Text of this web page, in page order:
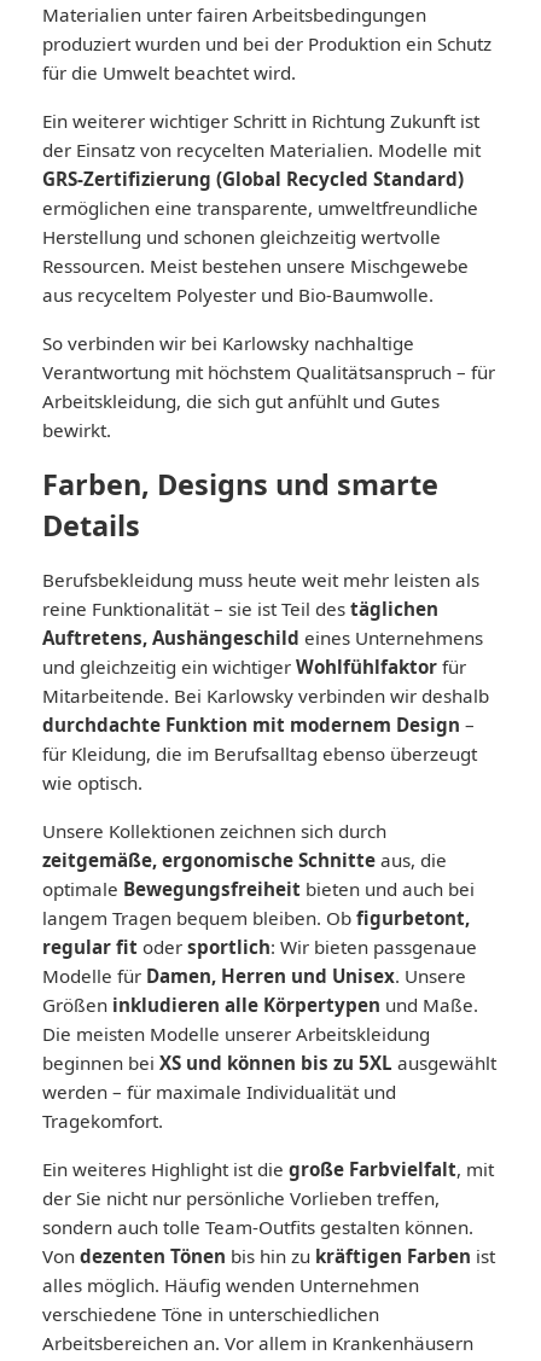
Materialien unter fairen Arbeitsbedingungen
produziert wurden und bei der Produktion ein Schutz
für die Umwelt beachtet wird.
Ein weiterer wichtiger Schritt in Richtung Zukunft ist
der Einsatz von recycelten Materialien. Modelle mit
GRS-Zertifizierung (Global Recycled Standard)
ermöglichen eine transparente, umweltfreundliche
Herstellung und schonen gleichzeitig wertvolle
Ressourcen. Meist bestehen unsere Mischgewebe
aus recyceltem Polyester und Bio-Baumwolle.
So verbinden wir bei Karlowsky nachhaltige
Verantwortung mit höchstem Qualitätsanspruch – für
Arbeitskleidung, die sich gut anfühlt und Gutes
bewirkt.
Farben, Designs und smarte
Details
Berufsbekleidung muss heute weit mehr leisten als
reine Funktionalität – sie ist Teil des täglichen
Auftretens, Aushängeschild eines Unternehmens
und gleichzeitig ein wichtiger Wohlfühlfaktor für
Mitarbeitende. Bei Karlowsky verbinden wir deshalb
durchdachte Funktion mit modernem Design –
für Kleidung, die im Berufsalltag ebenso überzeugt
wie optisch.
Unsere Kollektionen zeichnen sich durch
zeitgemäße, ergonomische Schnitte aus, die
optimale Bewegungsfreiheit bieten und auch bei
langem Tragen bequem bleiben. Ob figurbetont,
regular fit oder sportlich: Wir bieten passgenaue
Modelle für Damen, Herren und Unisex. Unsere
Größen inkludieren alle Körpertypen und Maße.
Die meisten Modelle unserer Arbeitskleidung
beginnen bei XS und können bis zu 5XL ausgewählt
werden – für maximale Individualität und
Tragekomfort.
Ein weiteres Highlight ist die große Farbvielfalt, mit
der Sie nicht nur persönliche Vorlieben treffen,
sondern auch tolle Team-Outfits gestalten können.
Von dezenten Tönen bis hin zu kräftigen Farben ist
alles möglich. Häufig wenden Unternehmen
verschiedene Töne in unterschiedlichen
Arbeitsbereichen an. Vor allem in Krankenhäusern